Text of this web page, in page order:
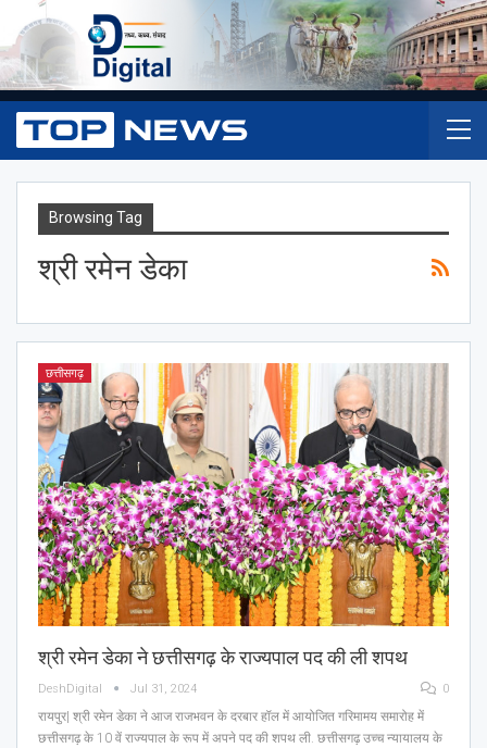
Browsing Tag
श्री रमेन डेका
छत्तीसगढ़
श्री रमेन डेका ने छत्तीसगढ़ के राज्यपाल पद की ली शपथ
DeshDigital Jul 31, 2024 0
रायपुर| श्री रमेन डेका ने आज राजभवन के दरबार हॉल में आयोजित गरिमामय समारोह में
छत्तीसगढ़ के 10 वें राज्यपाल के रूप में अपने पद की शपथ ली. छत्तीसगढ़ उच्च न्यायालय के